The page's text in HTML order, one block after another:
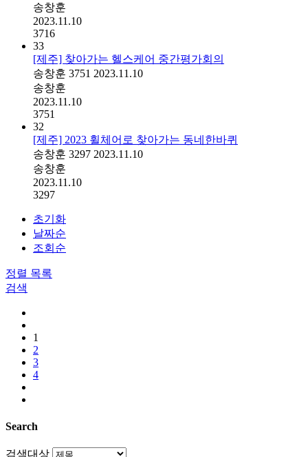
송창훈
2023.11.10
3716
33
[제주] 찾아가는 헬스케어 중간평가회의
송창훈 3751 2023.11.10
송창훈
2023.11.10
3751
32
[제주] 2023 휠체어로 찾아가는 동네한바퀴
송창훈 3297 2023.11.10
송창훈
2023.11.10
3297
초기화
날짜순
조회순
정렬 목록
검색
1
2
3
4
Search
검색대상